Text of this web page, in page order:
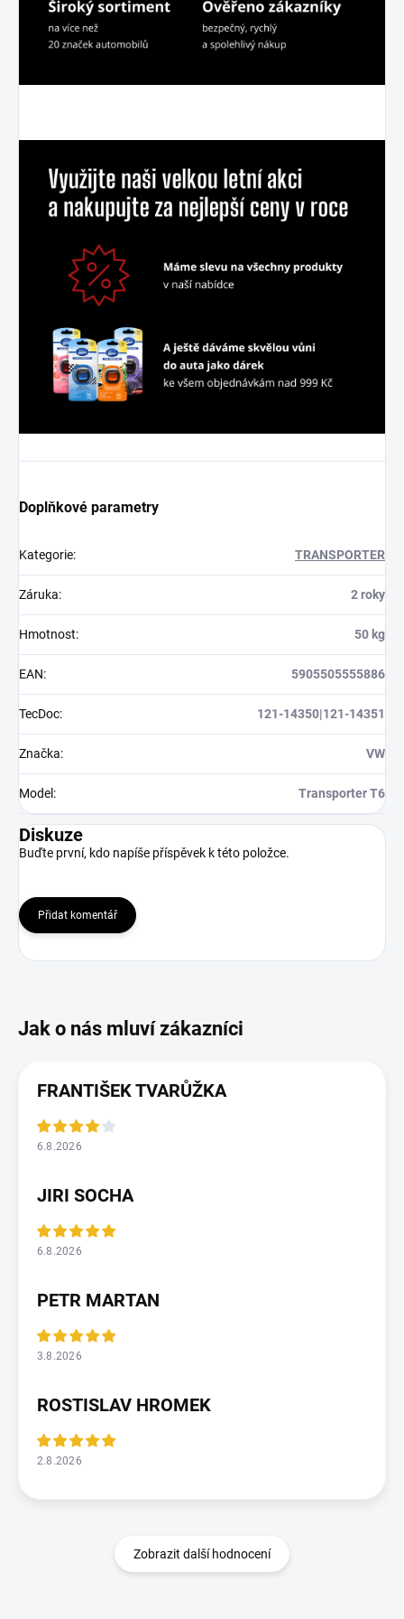
Doplňkové parametry
Kategorie: TRANSPORTER
Záruka: 2 roky
Hmotnost: 50 kg
EAN: 5905505555886
TecDoc: 121-14350|121-14351
Značka: VW
Model : Transporter T6
Diskuze
Buďte první, kdo napíše příspěvek k této položce.
Přidat komentář
FRANTIŠEK TVARŮŽKA
6.8.2026
JIRI SOCHA
6.8.2026
PETR MARTAN
3.8.2026
ROSTISLAV HROMEK
2.8.2026
Zobrazit další hodnocení